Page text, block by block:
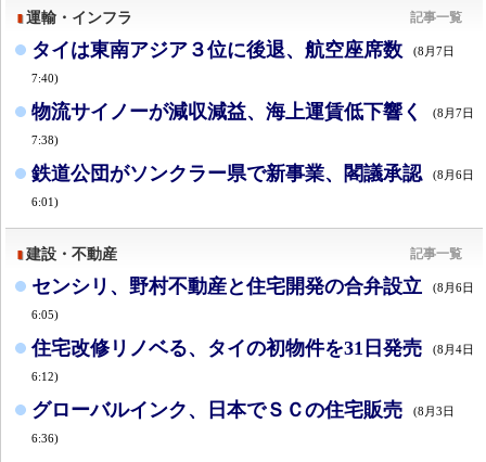
運輸・インフラ 記事一覧
タイは東南アジア３位に後退、航空座席数 (8月7日
7:40)
物流サイノーが減収減益、海上運賃低下響く (8月7日
7:38)
鉄道公団がソンクラー県で新事業、閣議承認 (8月6日
6:01)
建設・不動産 記事一覧
センシリ、野村不動産と住宅開発の合弁設立 (8月6日
6:05)
住宅改修リノベる、タイの初物件を31日発売 (8月4日
6:12)
グローバルインク、日本でＳＣの住宅販売 (8月3日
6:36)